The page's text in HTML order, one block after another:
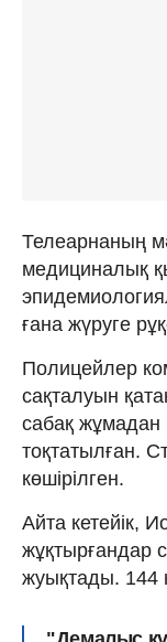
Телеарнаның
медициналық
ғана жүруге
Полицейлер
сақталуын
сабақ жұмадан
тоқтатылған.
көшірілген.
Айта кетейік,
жұқтырғандар
жуықтады. 144